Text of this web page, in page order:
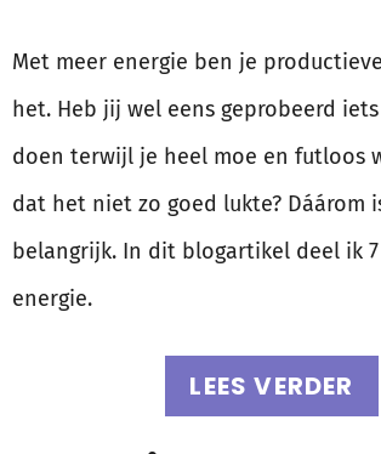
Met meer energie ben je
het. Heb jij wel eens geprobeerd
doen terwijl je heel moe en futloos
dat het niet zo goed lukte? Dáárom
belangrijk. In dit blogartikel deel ik
energie.
LEES VERDER